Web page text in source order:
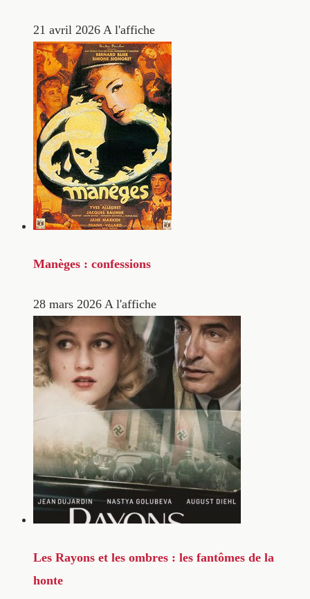
21 avril 2026 A l'affiche
Manèges : confessions
28 mars 2026 A l'affiche
Les Rayons et les ombres : les fantômes de la
honte